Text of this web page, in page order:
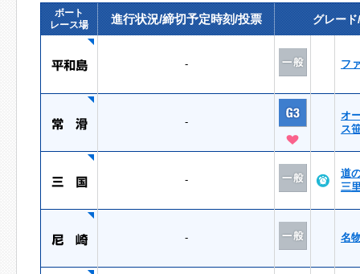
ボート
レース場
進行状況/締切予定時刻/投票 グレー
- フ
-
オ
ス
-
道
三
- 名